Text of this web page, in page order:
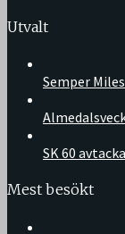
Utvalt
Semper
SK 60
Mest besökt